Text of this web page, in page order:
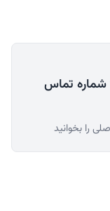
شماره تماس
را بخوانید